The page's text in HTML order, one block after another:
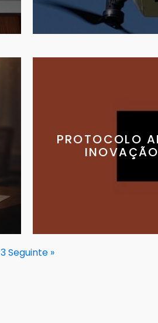
PROTOCOLO
3Seguinte »